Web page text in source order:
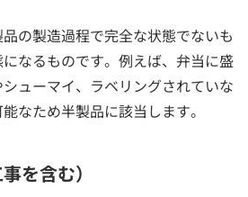
の製造過程で完全な状態でないも
なるものです。例えば、弁当に盛
ューマイ、ラベリングされていな
なため半製品に該当します。
を含む）